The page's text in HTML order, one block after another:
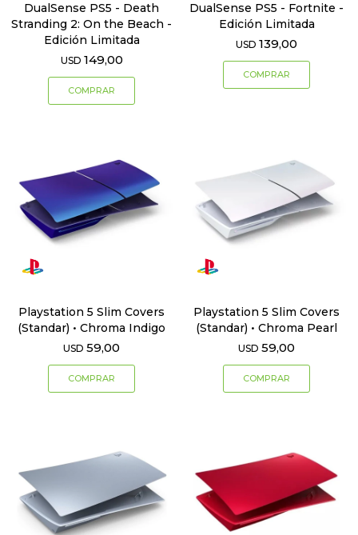
DualSense PS5 - Death
Stranding 2: On the Beach -
Edición Limitada
USD 149,00
DualSense PS5 - Fortnite -
Edición Limitada
USD 139,00
Playstation 5 Slim Covers
(Standar) • Chroma Indigo
USD 59,00
Playstation 5 Slim Covers
(Standar) • Chroma Pearl
USD 59,00